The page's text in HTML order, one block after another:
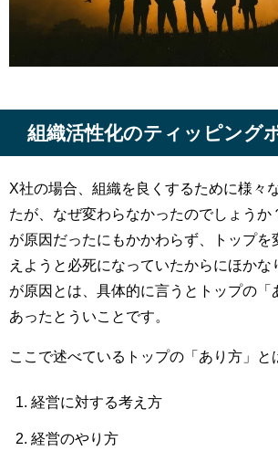
組織活性化のティッピング
X社の場合、組織を良くするために様々
たが、なぜ変わらなかったのでしょうか
が原因だったにもかかわらず、トップを
えようと必死になっていたからにほかな
が原因とは、具体的に言うとトップの「
あったとういことです。
ここで述べているトップの「あり方」と
経営に対する考え方
経営のやり方